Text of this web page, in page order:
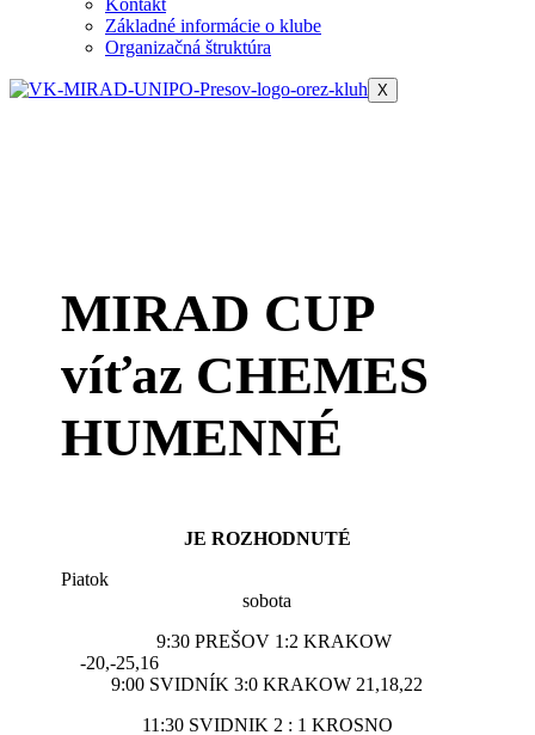
Kontakt
Základné informácie o klube
Organizačná štruktúra
X
MIRAD CUP
víťaz CHEMES
HUMENNÉ
JE ROZHODNUTÉ
sobota
9:30 PREŠOV 1:2 KRAKOW
-20,-25,16
9:00 SVIDNÍK 3:0 KRAKOW 21,18,22
11:30 SVIDNIK 2 : 1 KROSNO